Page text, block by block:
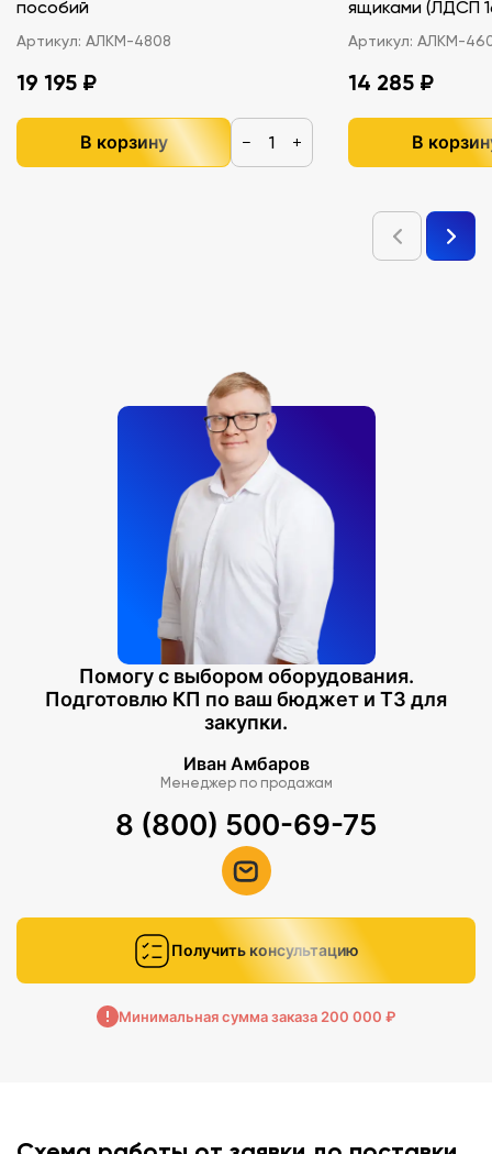
пособий
Артикул: АЛКМ-4808
19 195 ₽
В корзину − +
ящиками
Артикул: АЛКМ-
14 285 ₽
В
Помогу с выбором оборудования.
Подготовлю КП по ваш бюджет и ТЗ для
закупки.
Иван Амбаров
Менеджер по продажам
8 (800) 500-69-75
Получить консультацию
Минимальная сумма заказа 200 000 ₽